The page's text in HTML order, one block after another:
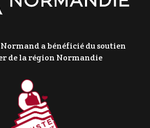
Normand a bénéficié du soutien
de la région Normandie